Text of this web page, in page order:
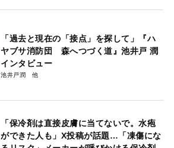
「過去と現在の「接点」を探して」『ハ
ヤブサ消防団 森へつづく道』池井戸 潤
インタビュー
池井戸潤
「保冷剤は直接皮膚に当てないで。水疱
ができた人も」X投稿が話題…「凍傷にな